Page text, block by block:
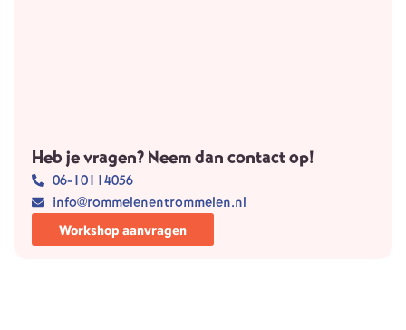
Heb je vragen? Neem dan contact op!
06-10114056
info@rommelenentrommelen.nl
Workshop aanvragen